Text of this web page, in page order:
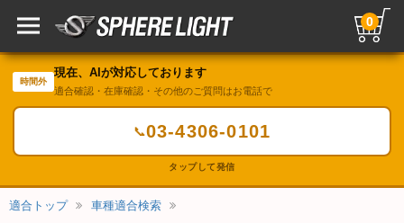
0
時間外
現在、AIが対応しております
適合確認・在庫確認・その他のご質問はお電話で
📞03-4306-0101
タップして発信
適合トップ 車種適合検索